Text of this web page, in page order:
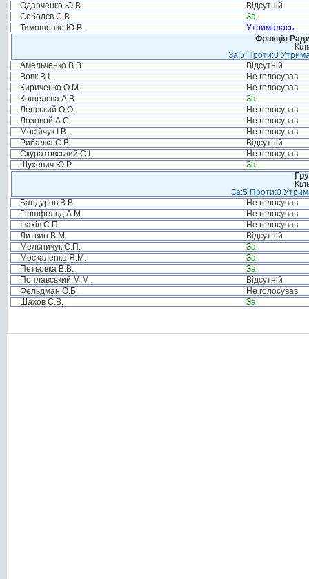
Одарченко Ю.В.
Відсутній
Соболєв С.В.
За
Тимошенко Ю.В.
Утрималась
Фракція
За:5 Проти:0
Амельченко В.В.
Відсутній
Вовк В.І.
Не голосував
Кириченко О.М.
Не голосував
Кошелєва А.В.
За
Ленський О.О.
Не голосував
Лозовой А.С.
Не голосував
Мосійчук І.В.
Не голосував
Рибалка С.В.
Відсутній
Скуратовський С.І.
Не голосував
Шухевич Ю.Р.
За
За:5 Проти:0
Бандуров В.В.
Не голосував
Гіршфельд А.М.
Не голосував
Івахів С.П.
Не голосував
Литвин В.М.
Відсутній
Мельничук С.П.
За
Москаленко Я.М.
За
Петьовка В.В.
За
Поплавський М.М.
Відсутній
Фельдман О.Б.
Не голосував
Шахов С.В.
За